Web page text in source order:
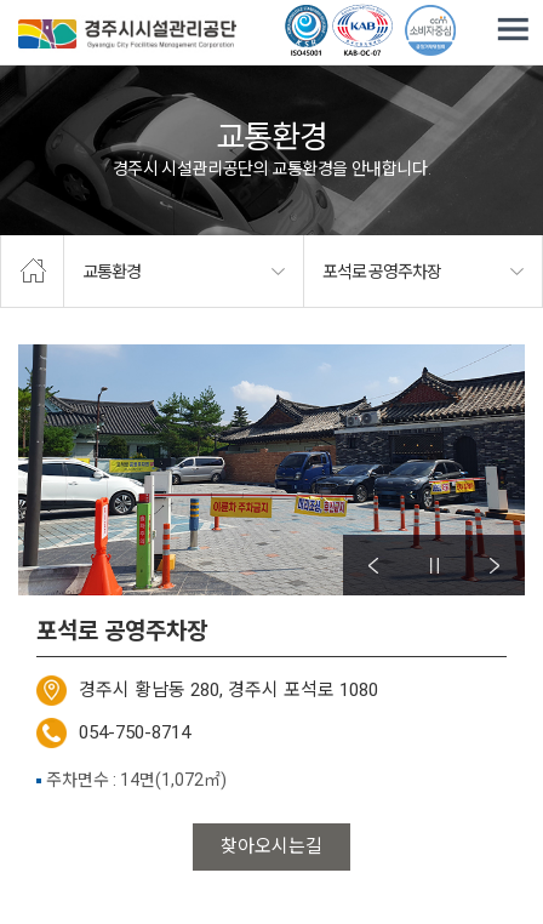
교통환경
경주시 시설관리공단의 교통환경을 안내합니다.
교통환경 포석로 공영주차장
포석로 공영주차장
경주시 황남동 280, 경주시 포석로 1080
054-750-8714
찾아오시는길
주차면수 : 14면(1,072㎡)